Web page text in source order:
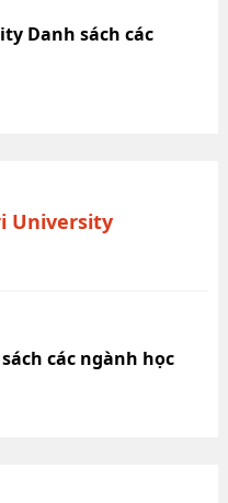
Danh sách các
University
các ngành học